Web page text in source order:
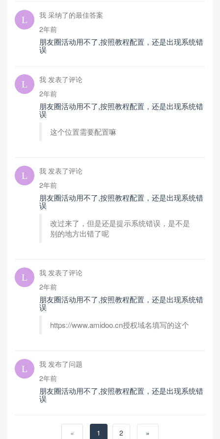
我 采纳了的最佳答案
2年前
朋友圈活动用不了,按照教程配置，还是出现系统错
误
我 发表了评论
2年前
朋友圈活动用不了,按照教程配置，还是出现系统错
误
这个位置需要配置嘛
我 发表了评论
2年前
朋友圈活动用不了,按照教程配置，还是出现系统错
误
改过来了，但是还是提示系统错误，是不是
别的地方出错了呢
我 发表了评论
2年前
朋友圈活动用不了,按照教程配置，还是出现系统错
误
https://www.amidoo.cn授权域名填写的这个
我 发布了问题
2年前
朋友圈活动用不了,按照教程配置，还是出现系统错
误
« 1 2 »